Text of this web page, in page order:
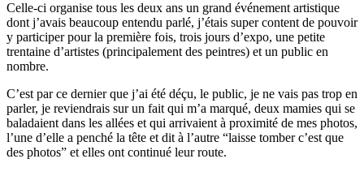
Celle-ci organise tous les deux ans un grand événement artistique
dont j’avais beaucoup entendu parlé, j’étais super content de pouvoir
y participer pour la première fois, trois jours d’expo, une petite
trentaine d’artistes (principalement des peintres) et un public en
nombre.
C’est par ce dernier que j’ai été déçu, le public, je ne vais pas trop en
parler, je reviendrais sur un fait qui m’a marqué, deux mamies qui se
baladaient dans les allées et qui arrivaient à proximité de mes photos,
l’une d’elle a penché la tête et dit à l’autre “laisse tomber c’est que
des photos” et elles ont continué leur route.